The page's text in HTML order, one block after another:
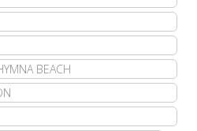
BEACH